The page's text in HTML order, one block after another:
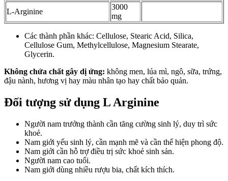
L-Arginine
3000
mg
Các thành phần khác: Cellulose, Stearic Acid, Silica,
Cellulose Gum, Methylcellulose, Magnesium Stearate,
Glycerin.
Không chứa chất gây dị ứng: không men, lúa mì, ngô, sữa, trứng,
đậu nành, hương vị hay màu nhân tạo hay chất bảo quản.
Đối tượng sử dụng L Arginine
Người nam trưởng thành cần tăng cường sinh lý, duy trì sức
khoẻ.
Nam giới yếu sinh lý, cần mạnh mẽ và cần thể hiện phong độ.
Nam giới cần hỗ trợ điều trị sức khoẻ sinh sản.
Người nam cao tuổi.
Nam giới dùng nhiều rượu bia, chất kích thích.